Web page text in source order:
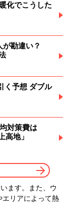
化でこうした
が勘違い？
く予想 ダブル
対策費は
高地」
ます。また、ウ
エリアによって熱